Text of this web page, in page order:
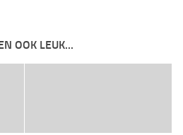
OOK LEUK...